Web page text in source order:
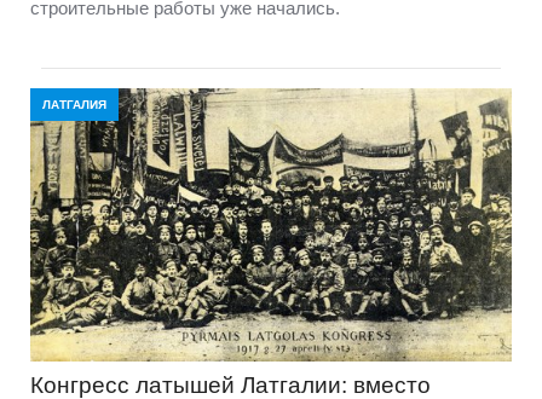
строительные работы уже начались.
ЛАТГАЛИЯ
Конгресс латышей Латгалии: вместо